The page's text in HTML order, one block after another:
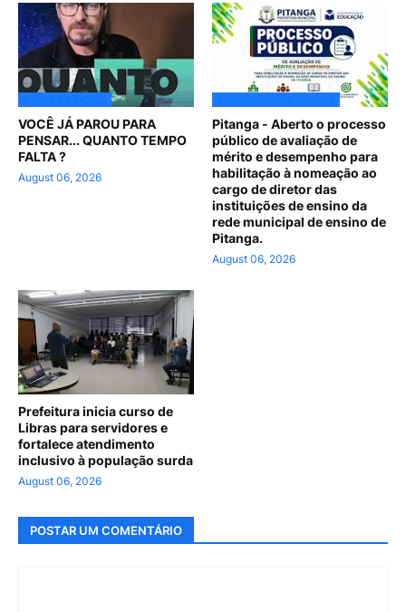
VOCÊ JÁ PAROU PARA
PENSAR... QUANTO TEMPO
FALTA ?
August 06, 2026
Pitanga - Aberto o processo
público de avaliação de
mérito e desempenho para
habilitação à nomeação ao
cargo de diretor das
instituições de ensino da
rede municipal de ensino de
Pitanga.
August 06, 2026
Prefeitura inicia curso de
Libras para servidores e
fortalece atendimento
inclusivo à população surda
August 06, 2026
POSTAR UM COMENTÁRIO